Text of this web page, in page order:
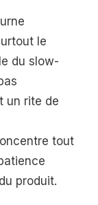
le
du slow-
un rite de
tout
produit.